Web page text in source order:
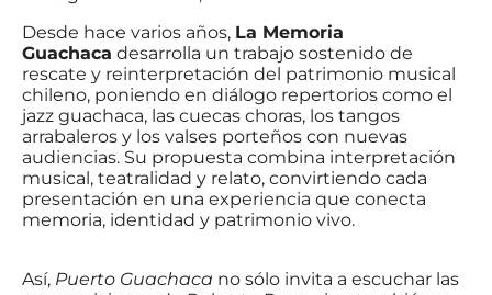
Desde hace varios años, La Memoria
Guachaca desarrolla un trabajo sostenido de
rescate y reinterpretación del patrimonio musical
chileno, poniendo en diálogo repertorios como el
jazz guachaca, las cuecas choras, los tangos
arrabaleros y los valses porteños con nuevas
audiencias. Su propuesta combina interpretación
musical, teatralidad y relato, convirtiendo cada
presentación en una experiencia que conecta
memoria, identidad y patrimonio vivo.
Así, Puerto Guachaca no sólo invita a escuchar las